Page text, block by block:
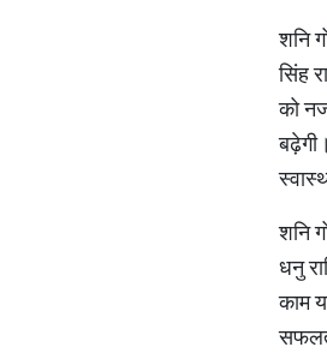
शनि
सिंह
को
शनि
धनु
काम